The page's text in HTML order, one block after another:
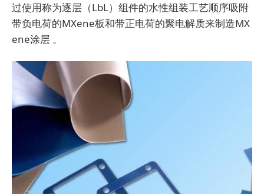
过使用称为逐层（LbL）组件的水性组装工艺顺序吸附
带负电荷的MXene板和带正电荷的聚电解质来制造MX
ene涂层 。